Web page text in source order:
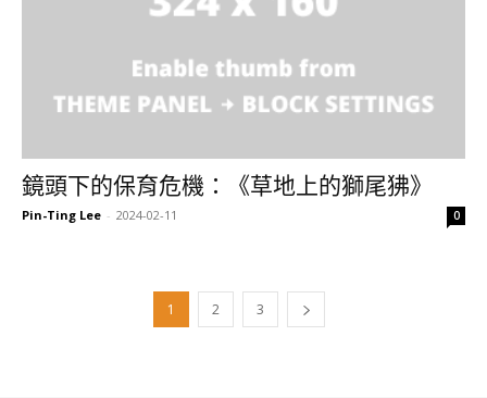
鏡頭下的保育危機：《草地上的獅尾狒》
Pin-Ting Lee - 2024-02-11 0
1 2 3